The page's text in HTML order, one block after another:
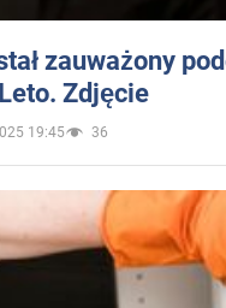
zauważony
Zdjęcie
19:45 36